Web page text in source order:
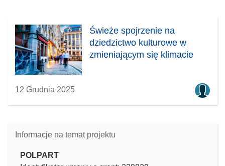
Świeże spojrzenie na
dziedzictwo kulturowe w
zmieniającym się klimacie
12 Grudnia 2025
Informacje na temat projektu
POLPART